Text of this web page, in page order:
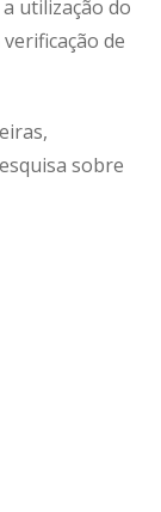
utilização do
de
sobre